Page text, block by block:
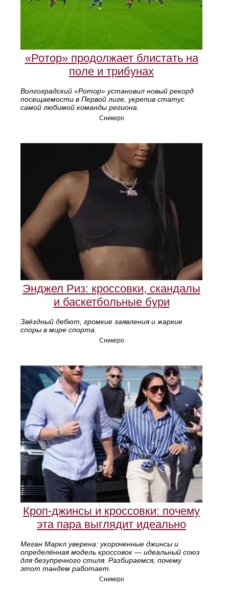
«Ротор» продолжает блистать на
поле и трибунах
Волгоградский «Ротор» установил новый рекорд
посещаемости в Первой лиге, укрепив статус
самой любимой команды региона.
Сникеро
Энджел Риз: кроссовки, скандалы
и баскетбольные бури
Звёздный дебют, громкие заявления и жаркие
споры в мире спорта.
Сникеро
Кроп-джинсы и кроссовки: почему
эта пара выглядит идеально
Меган Маркл уверена: укороченные джинсы и
определённая модель кроссовок — идеальный союз
для безупречного стиля. Разбираемся, почему
этот тандем работает.
Сникеро